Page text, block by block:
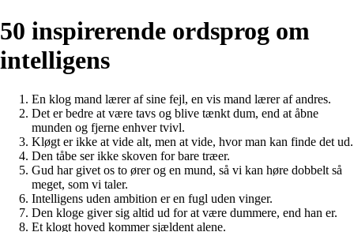
50 inspirerende ordsprog om
intelligens
En klog mand lærer af sine fejl, en vis mand lærer af andres.
Det er bedre at være tavs og blive tænkt dum, end at åbne
munden og fjerne enhver tvivl.
Kløgt er ikke at vide alt, men at vide, hvor man kan finde det ud.
Den tåbe ser ikke skoven for bare træer.
Gud har givet os to ører og en mund, så vi kan høre dobbelt så
meget, som vi taler.
Intelligens uden ambition er en fugl uden vinger.
Den kloge giver sig altid ud for at være dummere, end han er.
Et klogt hoved kommer sjældent alene.